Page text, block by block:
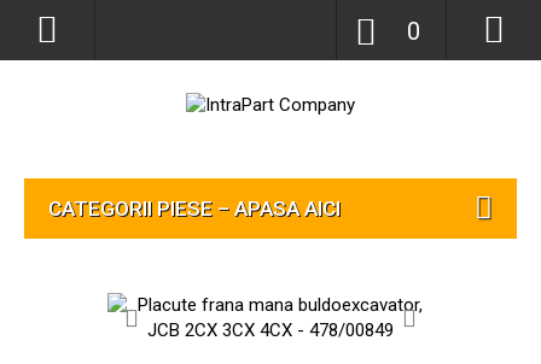
0
CATEGORII PIESE – APASA AICI